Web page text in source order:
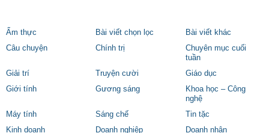
Ẩm thực Bài viết chọn lọc
Bài viết khác
Câu chuyện
Chính trị
Chuyên mục cuối
tuần
Giải trí
Truyện cười
Giáo dục
Giới tính
Gương sáng
Khoa học – Công
nghệ
Máy tính
Sáng chế
Tin tặc
Kinh doanh
Doanh nghiệp
Doanh nhân